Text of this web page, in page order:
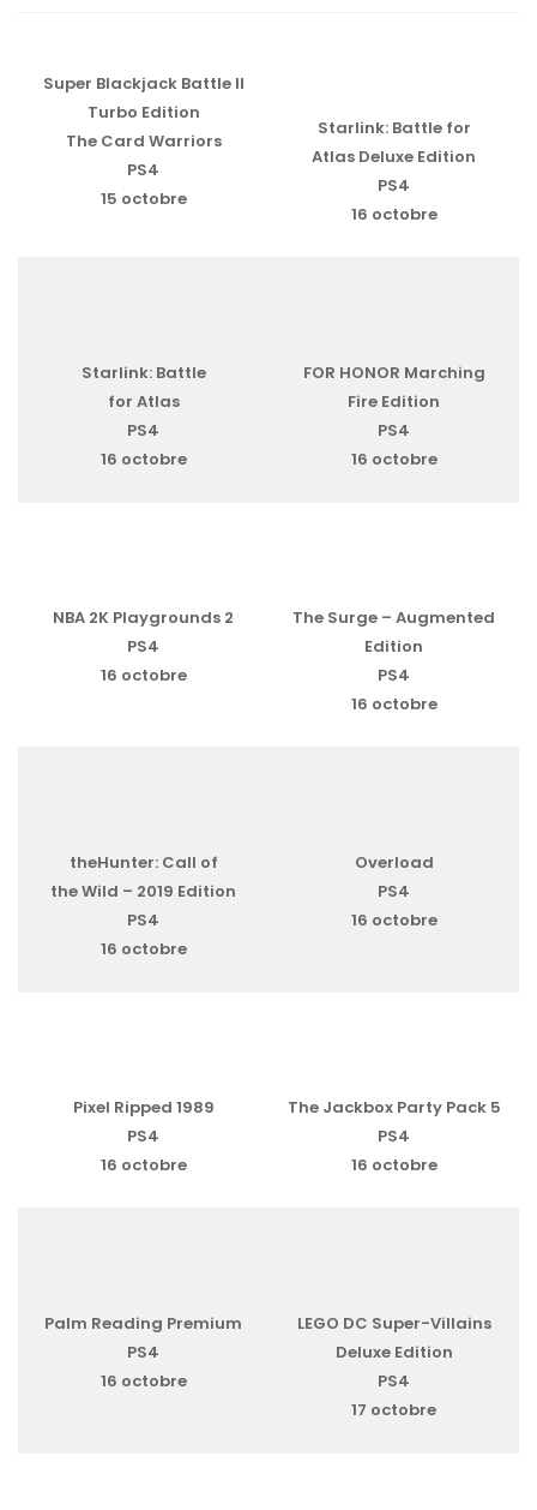
Super Blackjack Battle II
Turbo Edition
The Card Warriors
PS4
15 octobre
Starlink: Battle for
Atlas Deluxe Edition
PS4
16 octobre
Starlink: Battle
for Atlas
PS4
16 octobre
FOR HONOR Marching
Fire Edition
PS4
16 octobre
NBA 2K Playgrounds 2
PS4
16 octobre
The Surge – Augmented
Edition
PS4
16 octobre
theHunter: Call of
the Wild – 2019 Edition
PS4
16 octobre
Overload
PS4
16 octobre
Pixel Ripped 1989
PS4
16 octobre
The Jackbox Party Pack 5
PS4
16 octobre
Palm Reading Premium
PS4
16 octobre
LEGO DC Super-Villains
Deluxe Edition
PS4
17 octobre